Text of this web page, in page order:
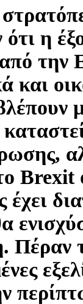
η
την
και
Brexit
έχει
Πέραν